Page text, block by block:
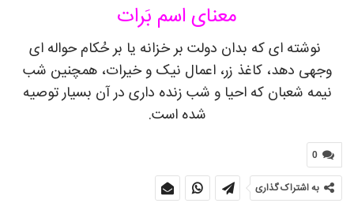
معنای اسم بَرات
نوشته ای که بدان دولت بر خزانه یا بر حُکام حواله ای
وجهی دهد، کاغذ زر، اعمال نیک و خیرات، همچنین شب
نیمه شعبان که احیا و شب زنده داری در آن بسیار توصیه
شده است.
0
به اشتراک گذاری